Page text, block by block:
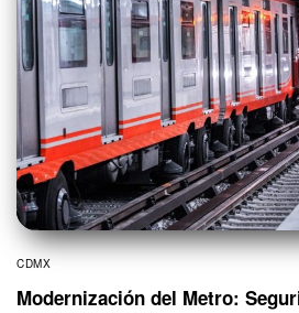
CDMX
Modernización del Metro: